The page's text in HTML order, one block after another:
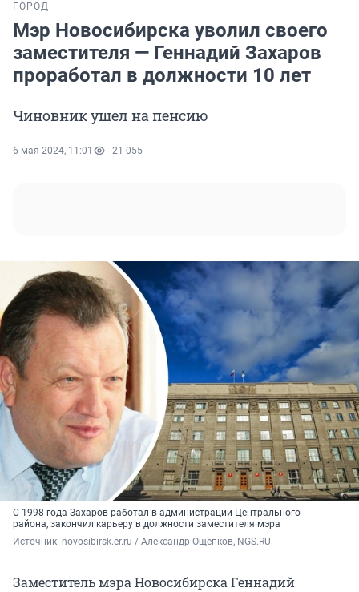
ГОРОД
Мэр Новосибирска уволил своего
заместителя — Геннадий Захаров
проработал в должности 10 лет
Чиновник ушел на пенсию
6 мая 2024, 11:01 21 055
С 1998 года Захаров работал в администрации Центрального
района, закончил карьеру в должности заместителя мэра
Источник: novosibirsk.er.ru / Александр Ощепков, NGS.RU
Заместитель мэра Новосибирска Геннадий